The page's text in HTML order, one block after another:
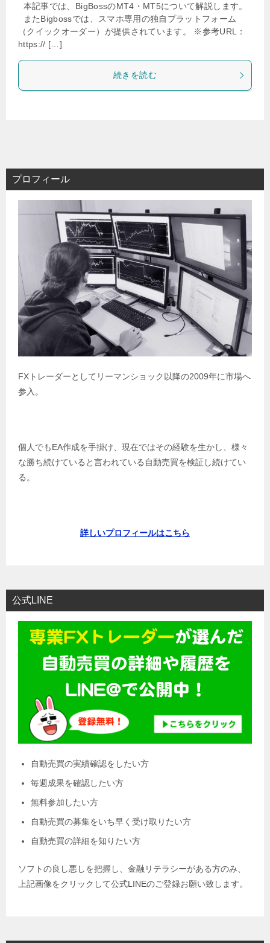
本記事では、BigBossのMT4・MT5について解説します。
またBigbossでは、スマホ専用の独自プラットフォーム
（クイックオーダー）が提供されています。 ※参考URL：
https:// […]
続きを読む
プロフィール
FXトレーダーとしてリーマンショック以降の2009年に市場へ
参入。
個人でもEA作成を手掛け、現在ではその経験を生かし、様々
な勝ち続けていると言われている自動売買を検証し続けてい
る。
詳しいプロフィールはこちら
公式LINE
自動売買の実績確認をしたい方
毎週成果を確認したい方
無料参加したい方
自動売買の募集をいち早く受け取りたい方
自動売買の詳細を知りたい方
ソフトの良し悪しを把握し、金融リテラシーがある方のみ、
上記画像をクリックして公式LINEのご登録お願い致します。